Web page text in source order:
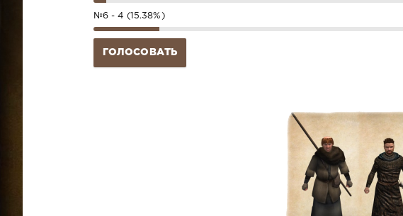
№6 - 4 (15.38%)
ГОЛОСОВАТЬ